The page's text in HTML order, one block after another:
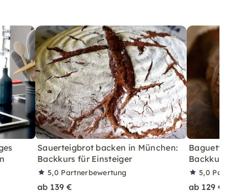
Sauerteigbrot backen in München:
Backkurs für Einsteiger
5,0 Partnerbewertung
ab 139 €
Baguette
Backkurs für
5,0
ab 129 €